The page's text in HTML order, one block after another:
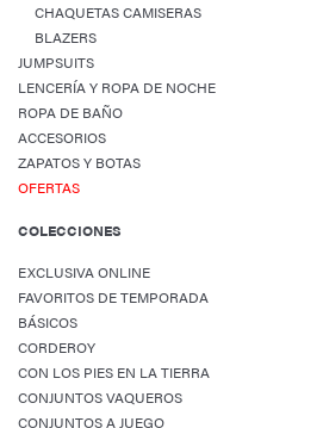
CHAQUETAS CAMISERAS
BLAZERS
JUMPSUITS
LENCERÍA Y ROPA DE NOCHE
ROPA DE BAÑO
ACCESORIOS
ZAPATOS Y BOTAS
OFERTAS
COLECCIONES
EXCLUSIVA ONLINE
FAVORITOS DE TEMPORADA
BÁSICOS
CORDEROY
CON LOS PIES EN LA TIERRA
CONJUNTOS VAQUEROS
CONJUNTOS A JUEGO